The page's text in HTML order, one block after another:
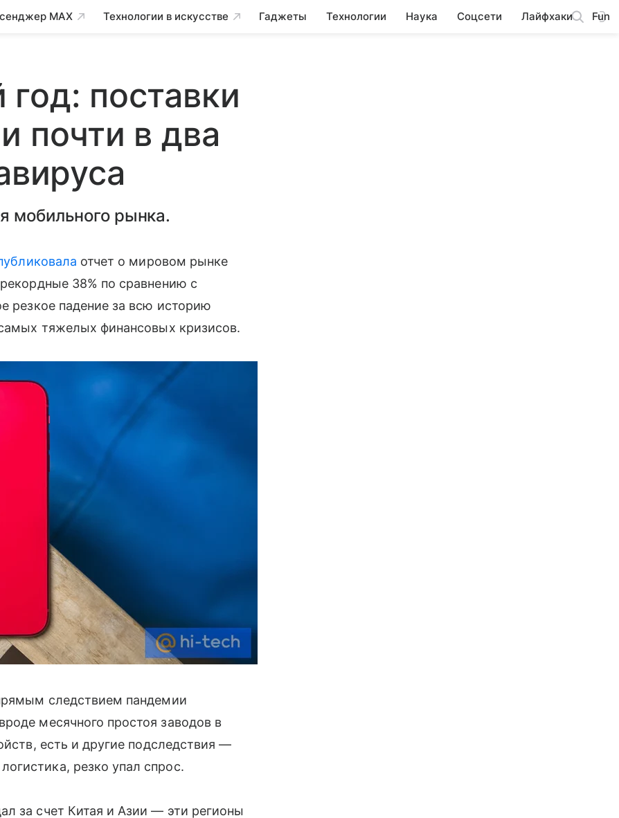
MAX Технологии в искусстве Гаджеты Технологии Наука Соцсети Лайфхаки Fun
поставки
почти в два
мобильного рынка.
отчет о мировом рынке
38% по сравнению с
резкое падение за всю историю
тяжелых финансовых кризисов.
следствием пандемии
месячного простоя заводов в
есть и другие подследствия —
резко упал спрос.
за счет Китая и Азии — эти регионы